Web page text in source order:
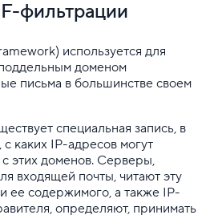
сервера: MX, SPF, DKIM,
использование
фильтрации
используется для
доменом
письма в большинстве своем
специальная запись, в
с каких IP-адресов могут
с этих доменов. Серверы,
входящей почты, читают эту
ее содержимого, а также IP-
определяют, принимать